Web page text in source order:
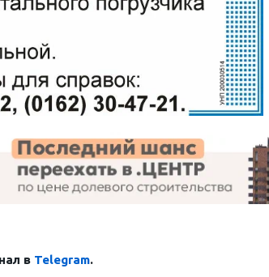
в Telegram.